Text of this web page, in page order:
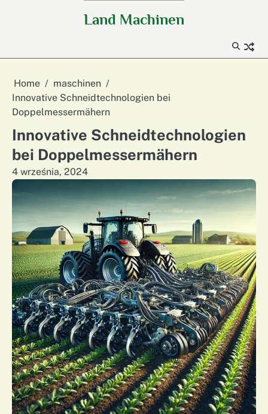
Land Machinen
Home
maschinen
Innovative Schneidtechnologien bei
Doppelmessermähern
Innovative Schneidtechnologien
bei Doppelmessermähern
4 września, 2024